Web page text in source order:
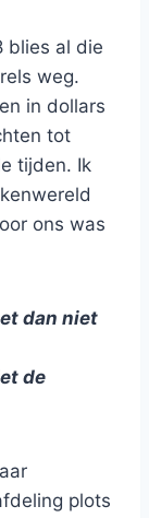
blies al die
weg.
in dollars
tot
tijden. Ik
ons was
dan niet
de
plots